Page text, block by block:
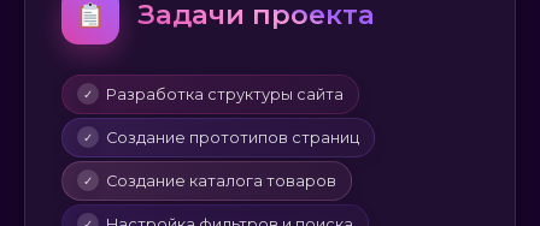
Задачи проекта
✓ Разработка структуры сайта
✓ Создание прототипов страниц
✓ Создание каталога товаров